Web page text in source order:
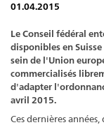
01.04.2015
Le Conseil fédéral
disponibles en
sein de l'Union
commercialisés
d'adapter
avril 2015.
Ces dernières